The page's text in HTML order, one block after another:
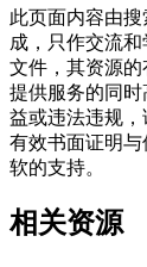
此页面内容由
成，只作交流
文件，其资源
提供服务的同
益或违法违规
有效书面证明
软的支持。
相关资源